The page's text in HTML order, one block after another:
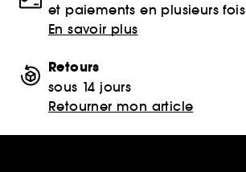
et paiements en plusieurs fois
En savoir plus
Retours
sous 14 jours
Retourner mon article